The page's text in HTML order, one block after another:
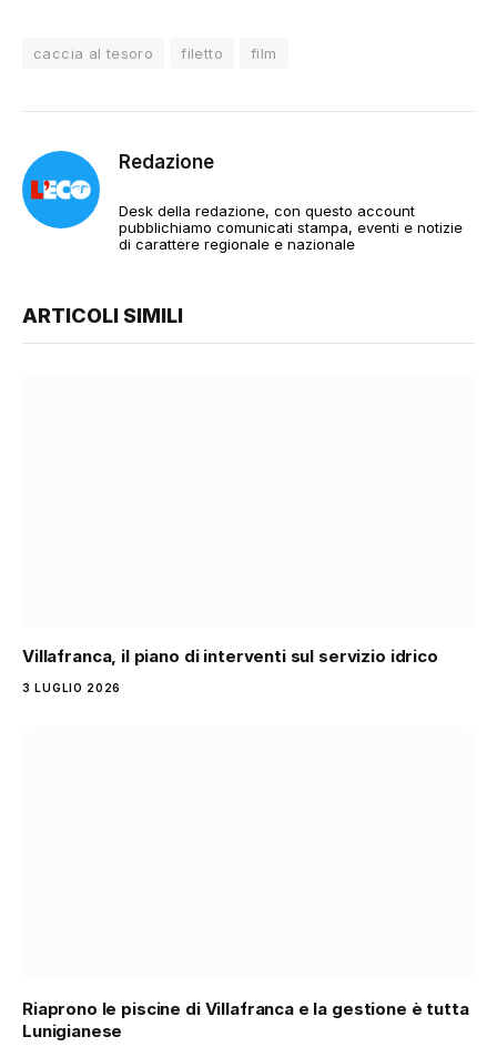
caccia al tesoro filetto film
Redazione
Desk della redazione, con questo account
pubblichiamo comunicati stampa, eventi e notizie
di carattere regionale e nazionale
ARTICOLI SIMILI
Villafranca, il piano di interventi sul servizio idrico
3 LUGLIO 2026
Riaprono le piscine di Villafranca e la gestione è tutta
Lunigianese